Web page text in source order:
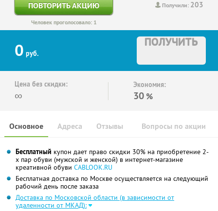
Получили: 203
ПОВТОРИТЬ АКЦИЮ
Человек проголосовало: 1
0 руб.
ПОЛУЧИТЬ
Цена без скидки:
∞
Экономия:
30 %
Основное Отзывы Вопросы по акции
Адреса
Бесплатный купон дает право скидки 30% на приобретение 2-
х пар обуви (мужской и женской) в интернет-магазине
креативной обуви CABLOOK.RU
Бесплатная доставка по Москве осуществляется на следующий
рабочий день после заказа
Доставка по Московской области (в зависимости от
удаленности от МКАД):